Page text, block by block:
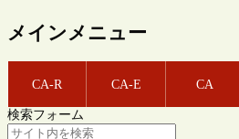
メインメニュー
CA-R CA-E CA
検索フォーム